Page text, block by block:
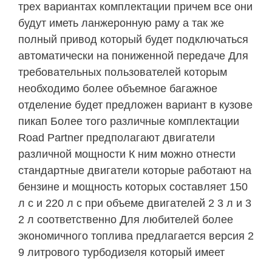
трех вариантах комплектации причем все они
будут иметь ланжеронную раму а так же
полный привод который будет подключаться
автоматически на пониженной передаче Для
требовательных пользователей которым
необходимо более объемное багажное
отделение будет предложен вариант в кузове
пикап Более того различные комплектации
Road Partner предполагают двигатели
различной мощности К ним можно отнести
стандартные двигатели которые работают на
бензине и мощность которых составляет 150
л с и 220 л с при объеме двигателей 2 3 л и 3
2 л соответственно Для любителей более
экономичного топлива предлагается версия 2
9 литрового турбодизеля который имеет